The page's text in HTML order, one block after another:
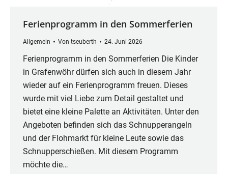
Ferienprogramm in den Sommerferien
Allgemein Von tseuberth 24. Juni 2026
Ferienprogramm in den Sommerferien Die Kinder
in Grafenwöhr dürfen sich auch in diesem Jahr
wieder auf ein Ferienprogramm freuen. Dieses
wurde mit viel Liebe zum Detail gestaltet und
bietet eine kleine Palette an Aktivitäten. Unter den
Angeboten befinden sich das Schnupperangeln
und der Flohmarkt für kleine Leute sowie das
Schnupperschießen. Mit diesem Programm
möchte die…